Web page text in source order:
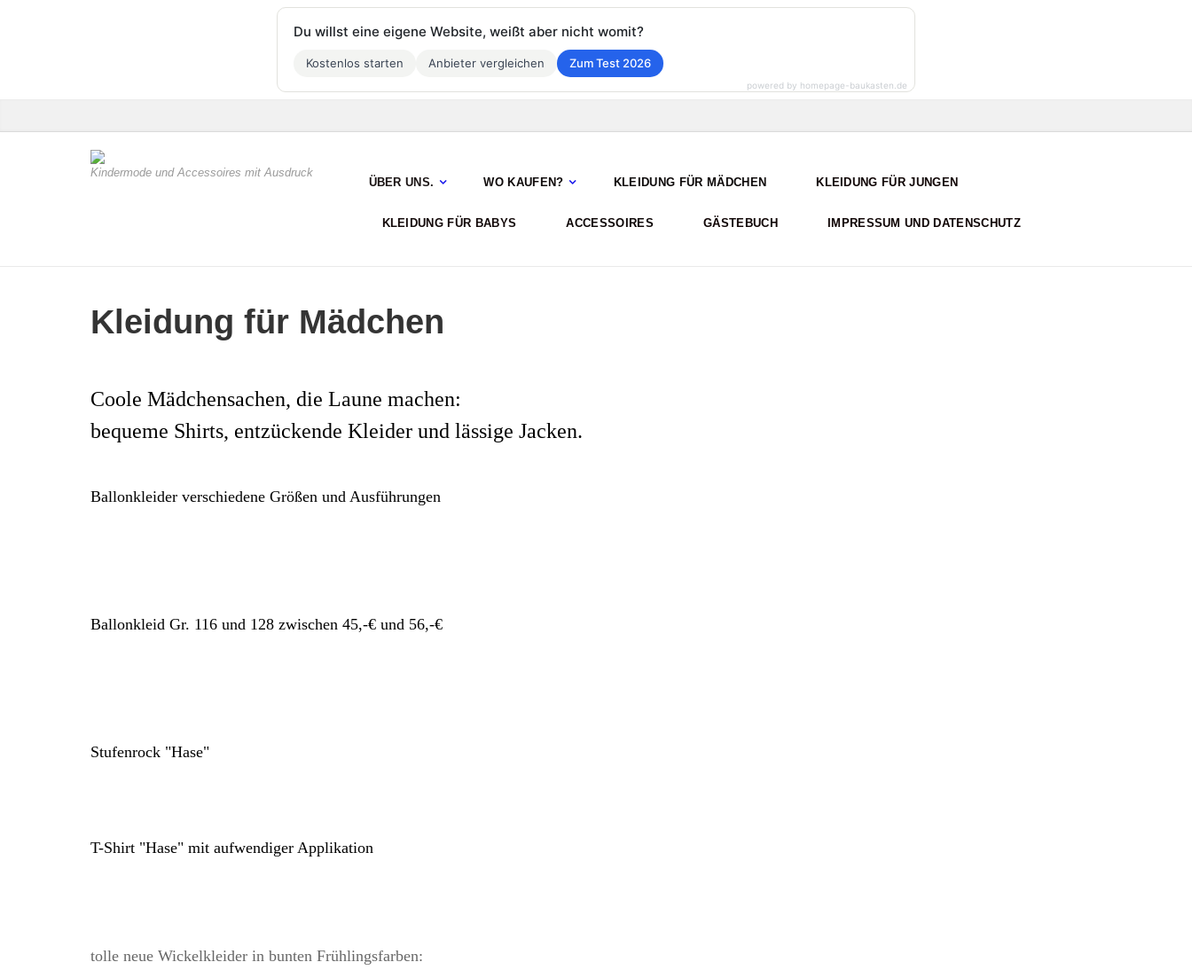
Kindermode und Accessoires mit Ausdruck
ÜBER UNS. WO KAUFEN? KLEIDUNG FÜR MÄDCHEN KLEIDUNG FÜR JUNGEN
KLEIDUNG FÜR BABYS ACCESSOIRES GÄSTEBUCH IMPRESSUM UND DATENSCHUTZ
Kleidung für Mädchen
Coole Mädchensachen, die Laune machen:
bequeme Shirts, entzückende Kleider und lässige Jacken.
Ballonkleider verschiedene Größen und Ausführungen
Ballonkleid Gr. 116 und 128 zwischen 45,-€ und 56,-€
Stufenrock "Hase"
T-Shirt "Hase" mit aufwendiger Applikation
tolle neue Wickelkleider in bunten Frühlingsfarben:
Du willst eine eigene Website, weißt aber nicht womit?
Kostenlos starten Anbieter vergleichen Zum Test 2026
powered by homepage-baukasten.de